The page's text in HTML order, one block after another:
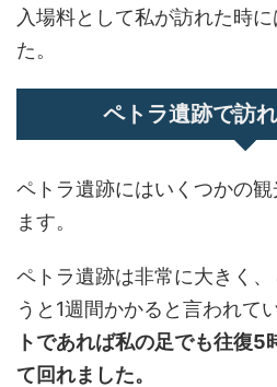
入場料として私が訪れた時
た。
ペトラ遺跡で訪
ペトラ遺跡にはいくつかの
ます。
ペトラ遺跡は非常に大きく
うと1週間かかると言われて
トであれば私の足でも往復5
て回れました。